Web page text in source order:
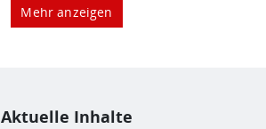
Mehr anzeigen
Aktuelle Inhalte